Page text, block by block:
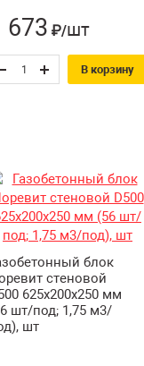
673 ₽/шт
В корзину
блок
стеновой
625х200х250 мм
шт/под; 1,75 м3/
шт